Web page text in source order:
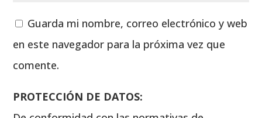
Guarda mi nombre, correo electrónico y web
en este navegador para la próxima vez que
comente.
PROTECCIÓN DE DATOS: